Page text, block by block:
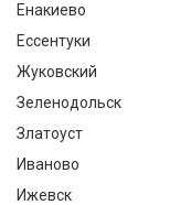
Енакиево
Ессентуки
Жуковский
Зеленодольск
Златоуст
Иваново
Ижевск